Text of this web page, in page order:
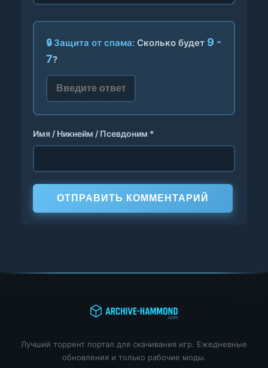
🔒 Защита от спама: Сколько будет 9 -
7?
Имя / Никнейм / Псевдоним *
ОТПРАВИТЬ КОММЕНТАРИЙ
Лучший торрент портал для скачивания игр. Ежедневные
обновления и только рабочие моды.